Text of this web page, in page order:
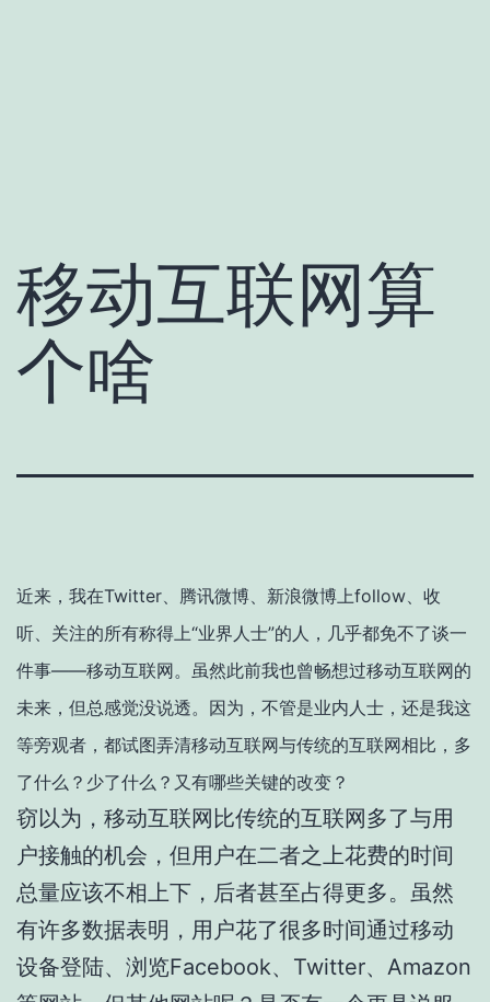
移动互联网算
个啥
近来，我在Twitter、腾讯微博、新浪微博上follow、收
听、关注的所有称得上“业界人士”的人，几乎都免不了谈一
件事——移动互联网。虽然此前我也曾畅想过移动互联网的
未来，但总感觉没说透。因为，不管是业内人士，还是我这
等旁观者，都试图弄清移动互联网与传统的互联网相比，多
了什么？少了什么？又有哪些关键的改变？
窃以为，移动互联网比传统的互联网多了与用
户接触的机会，但用户在二者之上花费的时间
总量应该不相上下，后者甚至占得更多。虽然
有许多数据表明，用户花了很多时间通过移动
设备登陆、浏览Facebook、Twitter、Amazon